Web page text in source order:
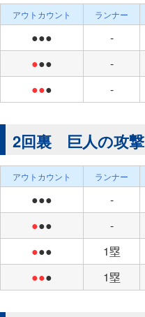
アウトカウント ランナー
●●● -
●●● -
●●● -
2回裏 巨人の攻撃
アウトカウント ランナー
●●● -
●●● -
●●● 1塁
●●● 1塁